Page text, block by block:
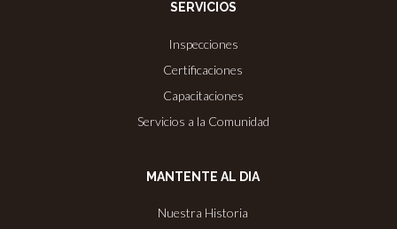
SERVICIOS
Inspecciones
Certificaciones
Capacitaciones
Servicios a la Comunidad
MANTENTE AL DIA
Nuestra Historia